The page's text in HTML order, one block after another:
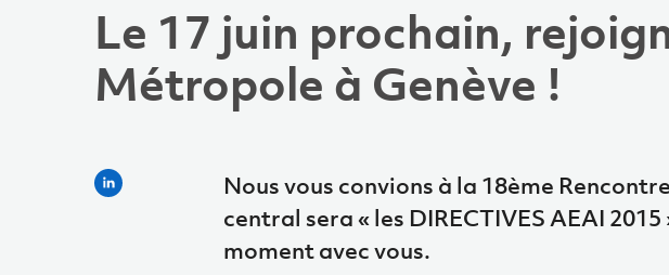
Le 17 juin prochain,
Métropole à Genève !
Nous vous convions à la 18ème
central sera « les DIRECTIVES AEAI
moment avec vous.